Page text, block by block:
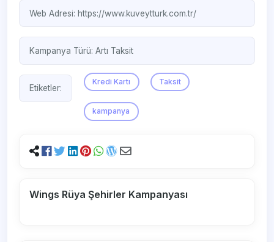
Web Adresi: https://www.kuveytturk.com.tr/
Kampanya Türü:Artı Taksit
Etiketler:
Kredi Kartı Taksit
kampanya
Wings Rüya Şehirler Kampanyası